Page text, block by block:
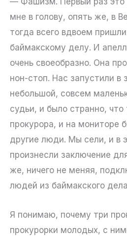
мне в голову, опять же, в
тогда всего вдвоем
баймакскому делу. И
очень своеобразно. Она
нон-стоп. Нас запустили в
небольшой, совсем
судьи, и было странно,
прокурора, и на мониторе
другие люди. Мы сели, и в
произнесли заключение
же, ничего не меняя,
людей из баймакского
Я понимаю, почему три
прокурорки молодых, с